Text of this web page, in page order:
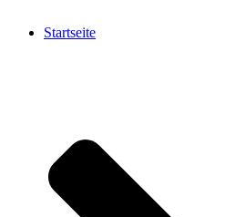
Startseite